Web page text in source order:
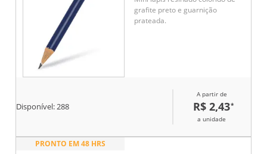
grafite preto e guarnição
prateada.
Disponível:288
A partir de
R$ 2,43*
a unidade
PRONTO EM 48 HRS